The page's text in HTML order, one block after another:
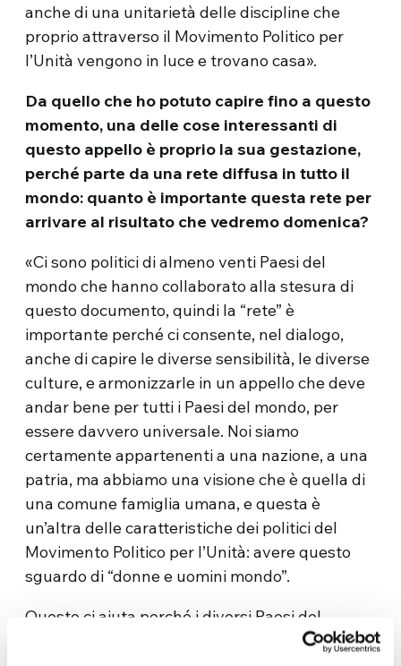
anche di una unitarietà delle discipline che
proprio attraverso il Movimento Politico per
l’Unità vengono in luce e trovano casa».
Da quello che ho potuto capire fino a questo
momento, una delle cose interessanti di
questo appello è proprio la sua gestazione,
perché parte da una rete diffusa in tutto il
mondo: quanto è importante questa rete per
arrivare al risultato che vedremo domenica?
«Ci sono politici di almeno venti Paesi del
mondo che hanno collaborato alla stesura di
questo documento, quindi la “rete” è
importante perché ci consente, nel dialogo,
anche di capire le diverse sensibilità, le diverse
culture, e armonizzarle in un appello che deve
andar bene per tutti i Paesi del mondo, per
essere davvero universale. Noi siamo
certamente appartenenti a una nazione, a una
patria, ma abbiamo una visione che è quella di
una comune famiglia umana, e questa è
un’altra delle caratteristiche dei politici del
Movimento Politico per l’Unità: avere questo
sguardo di “donne e uomini mondo”.
Questo ci aiuta perché i diversi Paesi del
mondo hanno una differente percezione dei